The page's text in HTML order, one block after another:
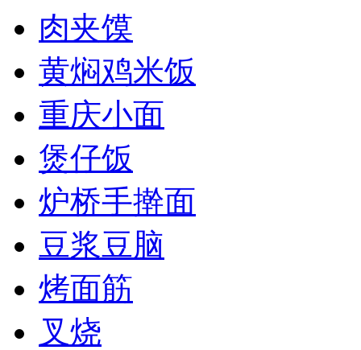
肉夹馍
黄焖鸡米饭
重庆小面
煲仔饭
炉桥手擀面
豆浆豆脑
烤面筋
叉烧